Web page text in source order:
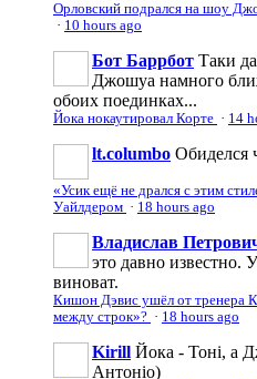
Орловский подрался на шоу
· 10 hours ago
Бот Баррбот Таки
Джошуа намного
обоих поединках...
Йока нокаутировал Корте · 14
lt.columbo Обиделся
«Усик ещё не дрался с этим
Уайлдером · 18 hours ago
Владислав
это давно известно.
виноват.
Кишон Дэвис ушёл от тренера
между строк»? · 18 hours ago
Kirill Йока - Тоні, а
Антоніо)